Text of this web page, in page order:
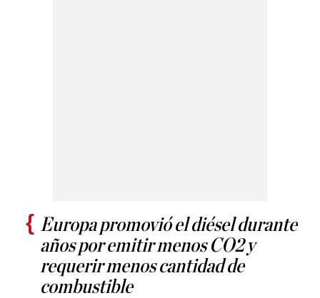
Europa promovió el diésel durante
años por emitir menos CO2 y
requerir menos cantidad de
combustible